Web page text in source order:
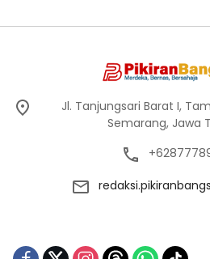
Jl. Tanjungsari Barat I,
Semarang, Jawa